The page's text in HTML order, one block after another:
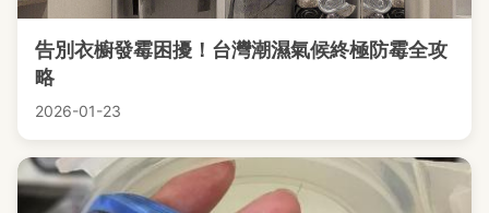
告別衣櫥發霉困擾！台灣潮濕氣候終極防霉全攻
略
2026-01-23